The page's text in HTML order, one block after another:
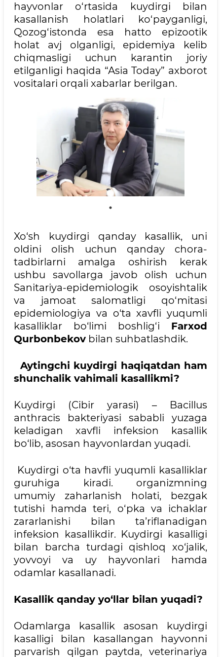
hayvonlar o‘rtasida kuydirgi bilan
kasallanish holatlari ko‘payganligi,
Qozog‘istonda esa hatto epizootik
holat avj olganligi, epidemiya kelib
chiqmasligi uchun karantin joriy
etilganligi haqida “Asia Today” axborot
vositalari orqali xabarlar berilgan.
Xo‘sh kuydirgi qanday kasallik, uni
oldini olish uchun qanday chora-
tadbirlarni amalga oshirish kerak
ushbu savollarga javob olish uchun
Sanitariya-epidemiologik osoyishtalik
va jamoat salomatligi qo‘mitasi
epidemiologiya va o‘ta xavfli yuqumli
kasalliklar bo‘limi boshlig‘i Farxod
Qurbonbekov bilan suhbatlashdik.
Aytingchi kuydirgi haqiqatdan ham
shunchalik vahimali kasallikmi?
Kuydirgi (Cibir yarasi) – Bacillus
anthracis bakteriyasi sababli yuzaga
keladigan xavfli infeksion kasallik
bo‘lib, asosan hayvonlardan yuqadi.
Kuydirgi o‘ta havfli yuqumli kasalliklar
guruhiga kiradi. organizmning
umumiy zaharlanish holati, bezgak
tutishi hamda teri, o‘pka va ichaklar
zararlanishi bilan ta’riflanadigan
infeksion kasallikdir. Kuydirgi kasalligi
bilan barcha turdagi qishloq xo‘jalik,
yovvoyi va uy hayvonlari hamda
odamlar kasallanadi.
Kasallik qanday yo‘llar bilan yuqadi?
Odamlarga kasallik asosan kuydirgi
kasalligi bilan kasallangan hayvonni
parvarish qilgan paytda, veterinariya